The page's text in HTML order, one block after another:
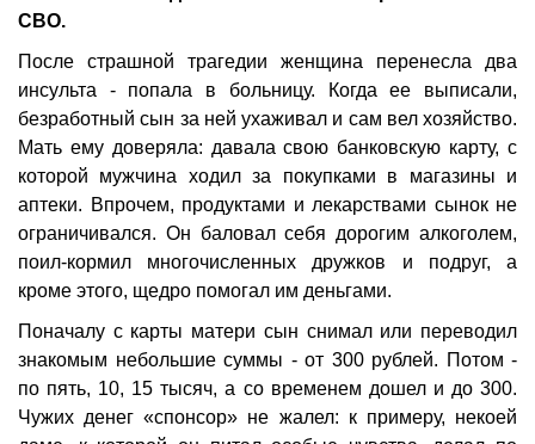
СВО.
После страшной трагедии женщина перенесла два
инсульта - попала в больницу. Когда ее выписали,
безработный сын за ней ухаживал и сам вел хозяйство.
Мать ему доверяла: давала свою банковскую карту, с
которой мужчина ходил за покупками в магазины и
аптеки. Впрочем, продуктами и лекарствами сынок не
ограничивался. Он баловал себя дорогим алкоголем,
поил-кормил многочисленных дружков и подруг, а
кроме этого, щедро помогал им деньгами.
Поначалу с карты матери сын снимал или переводил
знакомым небольшие суммы - от 300 рублей. Потом -
по пять, 10, 15 тысяч, а со временем дошел и до 300.
Чужих денег «спонсор» не жалел: к примеру, некоей